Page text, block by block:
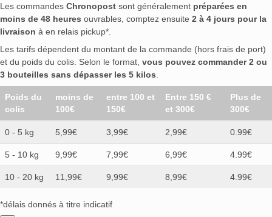
Les commandes Chronopost sont généralement préparées en
moins de 48 heures ouvrables, comptez ensuite 2 à 4 jours pour la
livraison à en relais pickup*.
Les tarifs dépendent du montant de la commande (hors frais de port)
et du poids du colis. Selon le format, vous pouvez commander 2 ou
3 bouteilles sans dépasser les 5 kilos
Poids du
colis
moins de
100€
entre 100 et
150€
Entre 150 €
et 300€
Plus de
300€
0 - 5 kg 5,99€ 3,99€ 2,99€ 0.99€
5 - 10 kg 9,99€ 7,99€ 6,99€ 4.99€
10 - 20 kg 11,99€ 9,99€ 8,99€ 4.99€
*délais donnés à titre indicatif